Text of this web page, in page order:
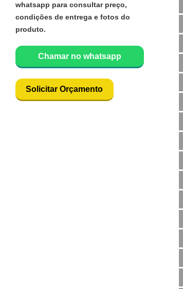
whatsapp para consultar preço,
condições de entrega e fotos do
produto.
Chamar no whatsapp
Solicitar Orçamento